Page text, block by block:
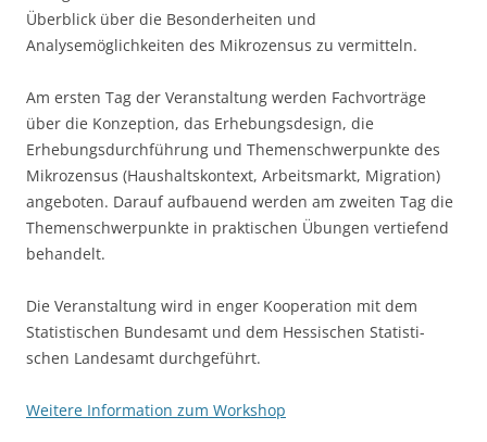
Überblick über die Besonderheiten und
Analysemöglichkeiten des Mikrozensus zu vermitteln.
Am ersten Tag der Veranstaltung werden Fachvorträge
über die Konzeption, das Erhebungsdesign, die
Erhebungsdurchführung und Themenschwerpunkte des
Mikrozensus (Haushaltskontext, Arbeitsmarkt, Migration)
angeboten. Darauf aufbauend werden am zweiten Tag die
Themenschwerpunkte in praktischen Übungen vertiefend
behandelt.
Die Veranstaltung wird in enger Kooperation mit dem
Statistischen Bundesamt und dem Hessischen Statisti­
schen Landesamt durchgeführt.
Weitere Information zum Workshop